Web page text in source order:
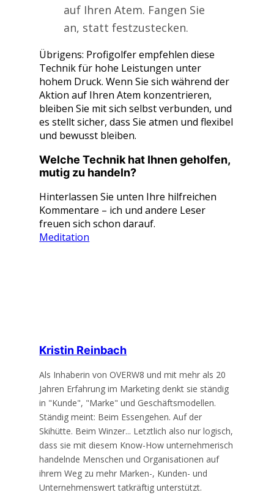
auf Ihren Atem. Fangen Sie
an, statt festzustecken.
Übrigens: Profigolfer empfehlen diese
Technik für hohe Leistungen unter
hohem Druck. Wenn Sie sich während der
Aktion auf Ihren Atem konzentrieren,
bleiben Sie mit sich selbst verbunden, und
es stellt sicher, dass Sie atmen und flexibel
und bewusst bleiben.
Welche Technik hat Ihnen geholfen,
mutig zu handeln?
Hinterlassen Sie unten Ihre hilfreichen
Kommentare – ich und andere Leser
freuen sich schon darauf.
Meditation
Kristin Reinbach
Als Inhaberin von OVERW8 und mit mehr als 20
Jahren Erfahrung im Marketing denkt sie ständig
in "Kunde", "Marke" und Geschäftsmodellen.
Ständig meint: Beim Essengehen. Auf der
Skihütte. Beim Winzer... Letztlich also nur logisch,
dass sie mit diesem Know-How unternehmerisch
handelnde Menschen und Organisationen auf
ihrem Weg zu mehr Marken-, Kunden- und
Unternehmenswert tatkräftig unterstützt.